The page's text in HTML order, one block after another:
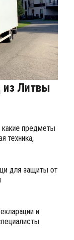
из Литвы
предметы
техника,
для защиты от
и